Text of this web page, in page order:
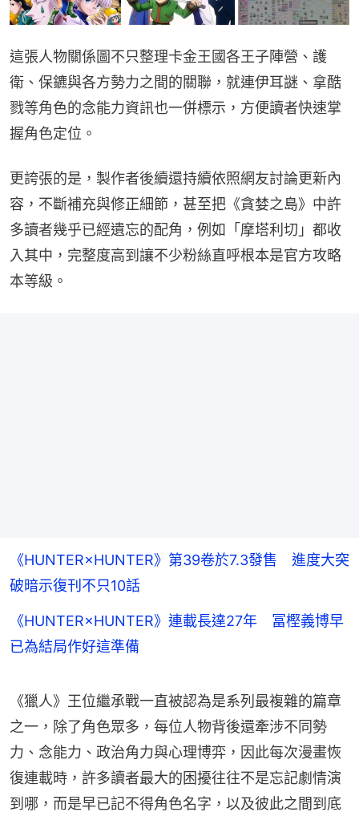
這張人物關係圖不只整理卡金王國各王子陣營、護
衛、保鑣與各方勢力之間的關聯，就連伊耳謎、拿酷
戮等角色的念能力資訊也一併標示，方便讀者快速掌
握角色定位。
更誇張的是，製作者後續還持續依照網友討論更新內
容，不斷補充與修正細節，甚至把《貪婪之島》中許
多讀者幾乎已經遺忘的配角，例如「摩塔利切」都收
入其中，完整度高到讓不少粉絲直呼根本是官方攻略
本等級。
《HUNTER×HUNTER》第39卷於7.3發售 進度大突
破暗示復刊不只10話
《HUNTER×HUNTER》連載長達27年 冨樫義博早
已為結局作好這準備
《獵人》王位繼承戰一直被認為是系列最複雜的篇章
之一，除了角色眾多，每位人物背後還牽涉不同勢
力、念能力、政治角力與心理博弈，因此每次漫畫恢
復連載時，許多讀者最大的困擾往往不是忘記劇情演
到哪，而是早已記不得角色名字，以及彼此之間到底